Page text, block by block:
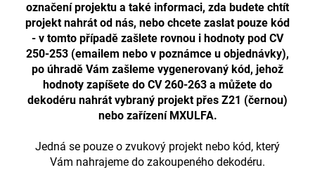
označení projektu a také informaci, zda budete chtít
projekt nahrát od nás, nebo chcete zaslat pouze kód
- v tomto případě zašlete rovnou i hodnoty pod CV
250-253 (emailem nebo v poznámce u objednávky),
po úhradě Vám zašleme vygenerovaný kód, jehož
hodnoty zapíšete do CV 260-263 a můžete do
dekodéru nahrát vybraný projekt přes Z21 (černou)
nebo zařízení MXULFA.
Jedná se pouze o zvukový projekt nebo kód, který
Vám nahrajeme do zakoupeného dekodéru.